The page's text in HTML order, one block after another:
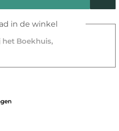
in de winkel
het Boekhuis,